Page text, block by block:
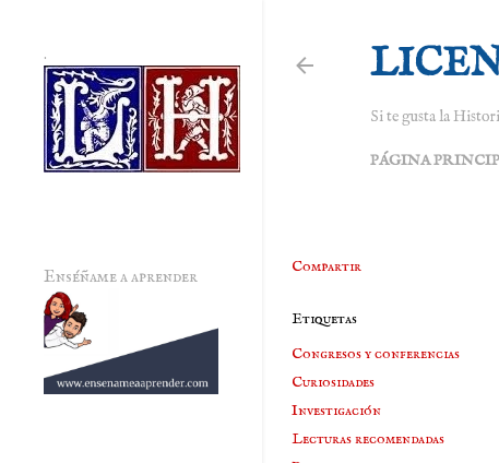
Si te gusta la
PÁGINA
Compartir
Etiquetas
Congresos y conferencias
Curiosidades
Investigación
Lecturas recomendadas
.
Enséñame a aprender